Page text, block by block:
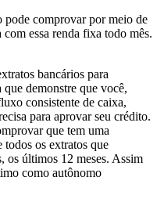
pode comprovar por meio de
essa renda fixa todo mês.
bancários para
demonstre que você,
consistente de caixa,
para aprovar seu crédito.
que tem uma
os extratos que
os últimos 12 meses. Assim
como autônomo